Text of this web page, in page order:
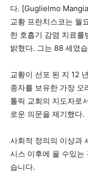
다. [Guglielmo
교황 프란치스코는 월
한 호흡기 감염 치료를
밝혔다. 그는 88 세였
교황이 선포 된 지 12
종자를 보유한 가장 오
톨릭 교회의 지도자로
로운 의문을 제기했다.
사회적 정의의 이상과
시스 이후에 올 수있는
습니다.